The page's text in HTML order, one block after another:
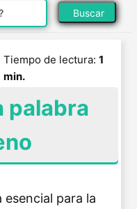
Buscar
Tiempo de lectura: 1
min.
palabra
para la